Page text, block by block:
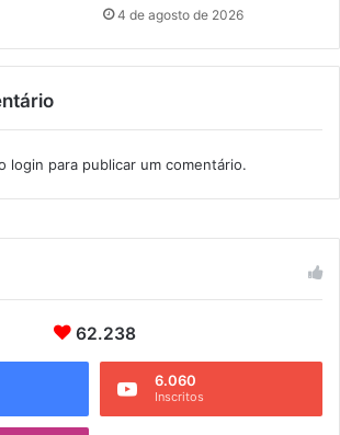
4 de agosto de 2026
login para publicar um comentário.
62.238
6.060
Inscritos